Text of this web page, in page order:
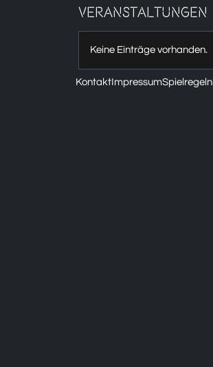
Veranstaltungen
Keine Einträge vorhanden.
Kontakt ImpressumSpielregeln